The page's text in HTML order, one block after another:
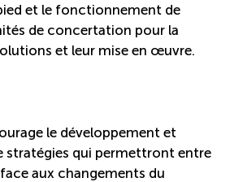
des compétences
et le fonctionnement de
de concertation pour la
et leur mise en œuvre.
le développement et
stratégies qui permettront entre
aux changements du